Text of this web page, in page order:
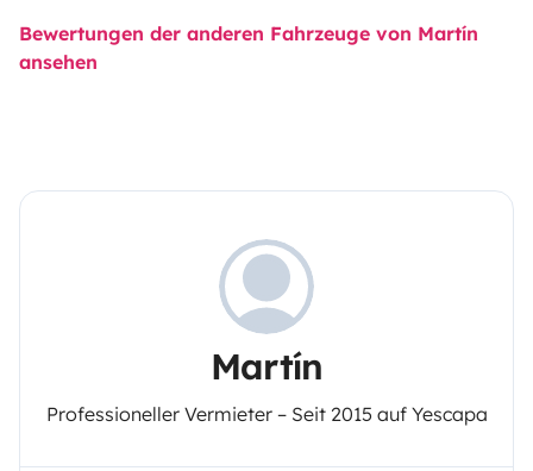
Bewertungen der anderen Fahrzeuge von Martín
ansehen
Martín
Professioneller Vermieter – Seit 2015 auf Yescapa